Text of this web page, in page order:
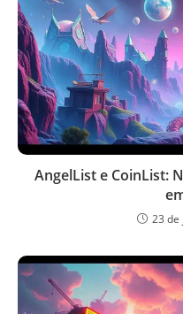
AngelList e CoinList:
23 de